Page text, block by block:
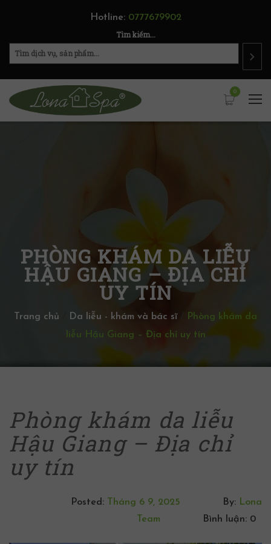
Hotline: 0777679902
Tìm kiếm...
0
PHÒNG KHÁM DA LIỄU
HẬU GIANG – ĐỊA CHỈ
UY TÍN
Trang chủ Da liễu - khám và bác sĩ/
Phòng khám da
liễu Hậu Giang – Địa chỉ uy tín
Phòng khám da liễu
Hậu Giang – Địa chỉ
uy tín
Posted: Tháng 6 9, 2025 By: Lona
Team
Bình luận: 0